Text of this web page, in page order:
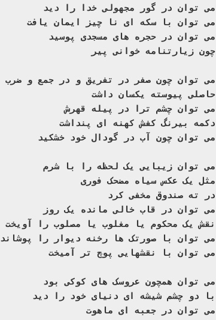
می توان در گور مجهولی خدا را دید
می توان با سکه ای نا چیز ایمان یافت
می توان در حجره های مسجدی پوسید
چون زیارتنامه خوانی پیر
می توان چون صفر در تفریق و در جمع و ضرب
حاصلی پیوسته یکسان داشت
می توان چشم ترا در پیله قهرش
دکمه بیرنگ کفش کهنه ای پنداشت
می توان چون آب در گودال خود خشکید
می توان زیبایی یک لحظه را با شرم
مثل یک عکس سیاه مضحک فوری
در ته صندوق مخفی کرد
می توان در قاب خالی مانده یک روز
نقش یک محکوم یا مغلوب یا مصلوب را آویخت
می توان با صورتک ها رخنه دیوار را پوشاند
می توان با نقشهایی پوچ تر آمیخت
با دو چشم شیشه ای دنیای خود را دید
می توان در جعبه ای ماهوت